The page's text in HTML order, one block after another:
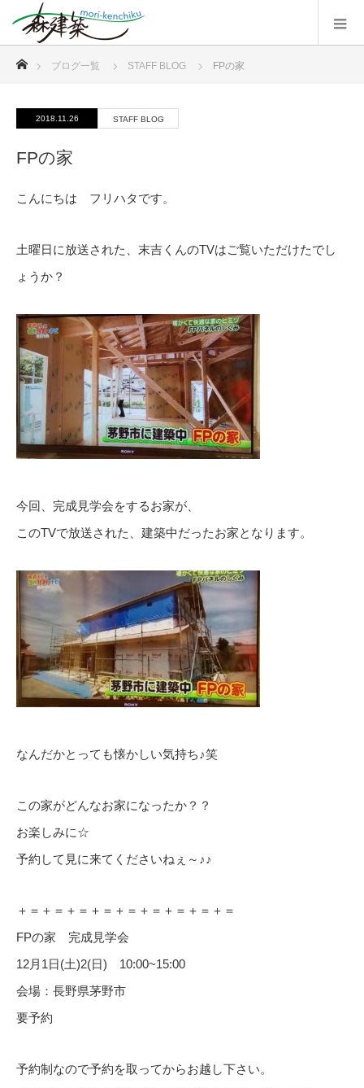
ブログ一覧 STAFF BLOG FPの家
2018.11.26 STAFF BLOG
FPの家
こんにちは フリハタです。
土曜日に放送された、末吉くんのTVはご覧いただけたでし
ょうか？
今回、完成見学会をするお家が、
このTVで放送された、建築中だったお家となります。
なんだかとっても懐かしい気持ち♪笑
この家がどんなお家になったか？？
お楽しみに☆
予約して見に来てくださいねぇ～♪♪
＋＝＋＝＋＝＋＝＋＝＋＝＋＝＋＝＋＝
FPの家 完成見学会
12月1日(土)2(日) 10:00~15:00
会場：長野県茅野市
要予約
予約制なので予約を取ってからお越し下さい。